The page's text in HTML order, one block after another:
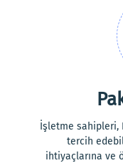
İşletme sahipleri,
tercih
ihtiyaçlarına ve